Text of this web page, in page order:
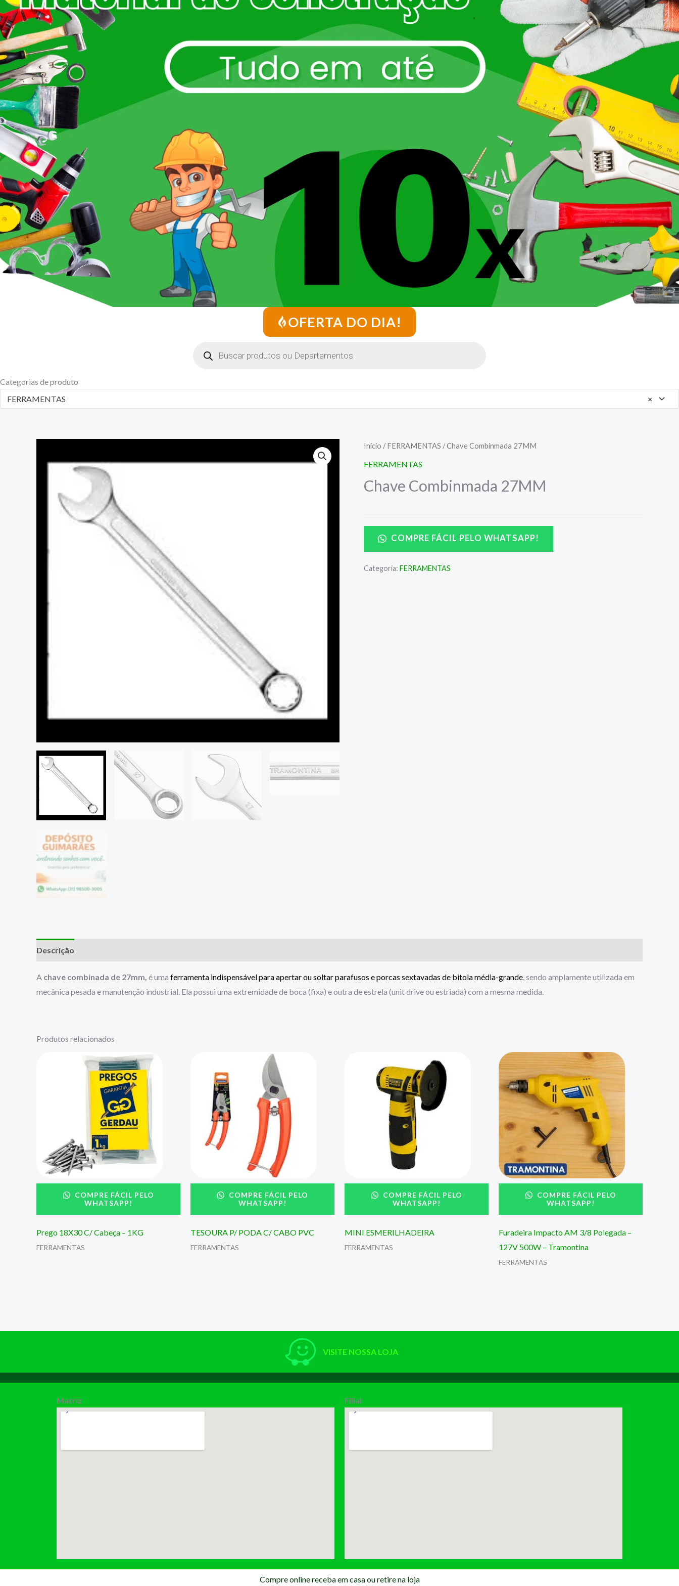
OFERTA DO DIA!
Categorias de produto
×
FERRAMENTAS
Início /FERRAMENTAS / Chave Combinmada 27MM
FERRAMENTAS
Chave Combinmada 27MM
COMPRE FÁCIL PELO WHATSAPP!
Categoria: FERRAMENTAS
Descrição
A chave combinada de 27mm, é uma ferramenta indispensável para apertar ou soltar parafusos e porcas sextavadas de bitola média-grande, sendo amplamente utilizada em
mecânica pesada e manutenção industrial. Ela possui uma extremidade de boca (fixa) e outra de estrela (unit drive ou estriada) com a mesma medida.
Produtos relacionados
COMPRE FÁCIL PELO
WHATSAPP!
Prego 18X30 C/ Cabeça – 1KG
FERRAMENTAS
COMPRE FÁCIL PELO
WHATSAPP!
TESOURA P/ PODA C/ CABO PVC
FERRAMENTAS
COMPRE FÁCIL PELO
WHATSAPP!
MINI ESMERILHADEIRA
FERRAMENTAS
COMPRE FÁCIL PELO
WHATSAPP!
Furadeira Impacto AM 3/8 Polegada –
127V 500W – Tramontina
FERRAMENTAS
VISITE NOSSA LOJA
Matriz Filial
Compre online receba em casa ou retire na loja